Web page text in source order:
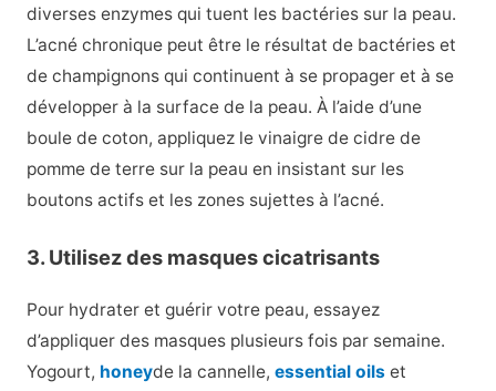
diverses enzymes qui tuent les bactéries sur la peau.
L’acné chronique peut être le résultat de bactéries et
de champignons qui continuent à se propager et à se
développer à la surface de la peau. À l’aide d’une
boule de coton, appliquez le vinaigre de cidre de
pomme de terre sur la peau en insistant sur les
boutons actifs et les zones sujettes à l’acné.
3. Utilisez des masques cicatrisants
Pour hydrater et guérir votre peau, essayez
d’appliquer des masques plusieurs fois par semaine.
Yogourt, honeyde la cannelle, essential oils et